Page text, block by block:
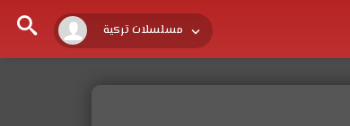
مسلسلات تركية